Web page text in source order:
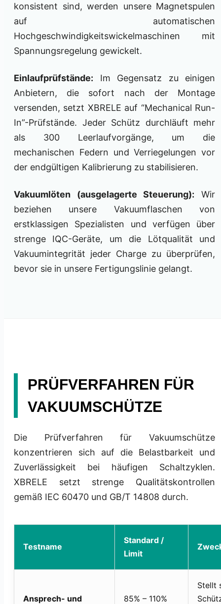
konsistent sind, werden unsere Magnetspulen
auf automatischen
Hochgeschwindigkeitswickelmaschinen mit
Spannungsregelung gewickelt.
Einlaufprüfstände: Im Gegensatz zu einigen
Anbietern, die sofort nach der Montage
versenden, setzt XBRELE auf “Mechanical Run-
In”-Prüfstände. Jeder Schütz durchläuft mehr
als 300 Leerlaufvorgänge, um die
mechanischen Federn und Verriegelungen vor
der endgültigen Kalibrierung zu stabilisieren.
Vakuumlöten (ausgelagerte Steuerung): Wir
beziehen unsere Vakuumflaschen von
erstklassigen Spezialisten und verfügen über
strenge IQC-Geräte, um die Lötqualität und
Vakuumintegrität jeder Charge zu überprüfen,
bevor sie in unsere Fertigungslinie gelangt.
PRÜFVERFAHREN FÜR
VAKUUMSCHÜTZE
Die Prüfverfahren für Vakuumschütze
konzentrieren sich auf die Belastbarkeit und
Zuverlässigkeit bei häufigen Schaltzyklen.
XBRELE setzt strenge Qualitätskontrollen
gemäß IEC 60470 und GB/T 14808 durch.
Testname
Standard /
Limit
Ansprech- und
85% – 110%
Stellt